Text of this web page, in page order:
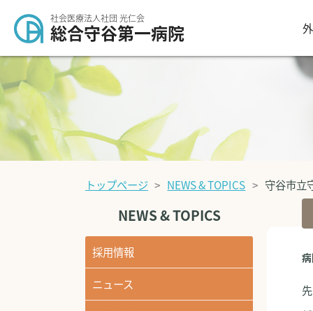
社会医療法人社団 光仁会
総合守谷第一病院
トップページ NEWS & TOPICS 守谷市立
NEWS & TOPICS
採用情報
ニュース